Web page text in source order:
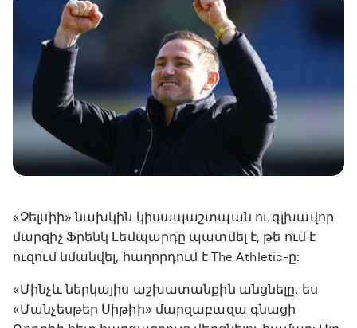
«Չելսիի» նախկին կիսապաշտպան ու գլխավոր
մարզիչ Ֆրենկ Լեմպարդը պատմել է, թե ում է
ուզում նմանվել, հաղորդում է The Athletic-ը:
«Մինչև ներկայիս աշխատանքին անցնելը, ես
«Մանչեսթեր Սիթիի» մարզաբազա գնացի